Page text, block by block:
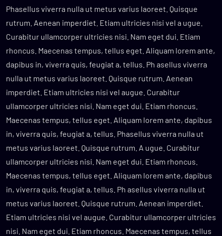
Phasellus viverra nulla ut metus varius laoreet. Quisque
rutrum. Aenean imperdiet. Etiam ultricies nisi vel a ugue.
Curabitur ullamcorper ultricies nisi. Nam eget dui. Etiam
rhoncus. Maecenas tempus, tellus eget. Aliquam lorem ante,
dapibus in, viverra quis, feugiat a, tellus. Ph asellus viverra
nulla ut metus varius laoreet. Quisque rutrum. Aenean
imperdiet. Etiam ultricies nisi vel augue. Curabitur
ullamcorper ultricies nisi. Nam eget dui. Etiam rhoncus.
Maecenas tempus, tellus eget. Aliquam lorem ante, dapibus
in, viverra quis, feugiat a, tellus. Phasellus viverra nulla ut
metus varius laoreet. Quisque rutrum. A ugue. Curabitur
ullamcorper ultricies nisi. Nam eget dui. Etiam rhoncus.
Maecenas tempus, tellus eget. Aliquam lorem ante, dapibus
in, viverra quis, feugiat a, tellus. Ph asellus viverra nulla ut
metus varius laoreet. Quisque rutrum. Aenean imperdiet.
Etiam ultricies nisi vel augue. Curabitur ullamcorper ultricies
nisi. Nam eget dui. Etiam rhoncus. Maecenas tempus, tellus